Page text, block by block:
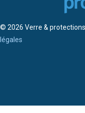
© 2026 Verre &
légales